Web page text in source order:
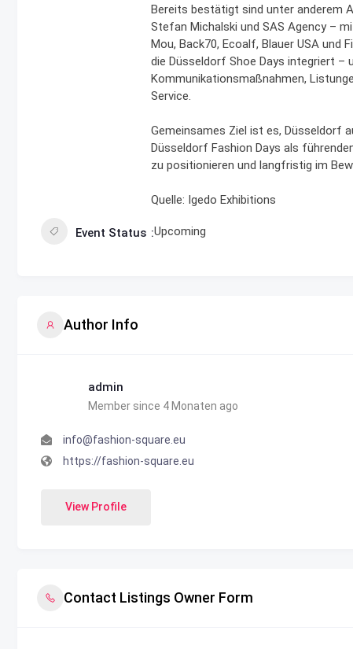
Bereits bestätigt sind unter anderem
Stefan Michalski und SAS Agency –
Mou, Back70, Ecoalf, Blauer USA und
die Düsseldorf Shoe Days integriert –
Kommunikationsmaßnahmen,
Service.
Gemeinsames Ziel ist es, Düsseldorf
Düsseldorf Fashion Days als
zu positionieren und langfristig im
Quelle: Igedo Exhibitions
Event Status Upcoming
Author Info
admin
Member since 4 Monaten ago
info@fashion-square.eu
https://fashion-square.eu
View Profile
Contact Listings Owner Form